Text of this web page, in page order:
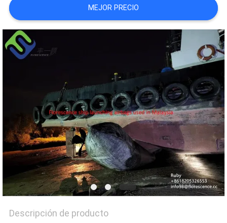
MAPA
DEL
SITIO
POLICY
MEJOR PRECIO
Descripción de producto